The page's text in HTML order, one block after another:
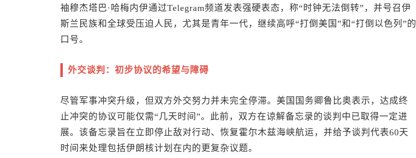
袖穆杰塔巴·哈梅内伊通过Telegram频道发表强硬表态，称“时钟无法倒转”，并号召伊
斯兰民族和全球受压迫人民，尤其是青年一代，继续高呼“打倒美国”和“打倒以色列”的
口号。
外交谈判：初步协议的希望与障碍
尽管军事冲突升级，但双方外交努力并未完全停滞。美国国务卿鲁比奥表示，达成终
止冲突的协议可能仅需“几天时间”。此前，双方在谅解备忘录的谈判中已取得一定进
展。该备忘录旨在立即停止敌对行动、恢复霍尔木兹海峡航运，并给予谈判代表60天
时间来处理包括伊朗核计划在内的更复杂议题。